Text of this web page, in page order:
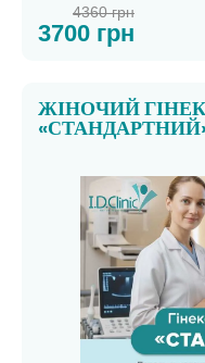
4360 грн
3700 грн
ЖІНОЧИЙ